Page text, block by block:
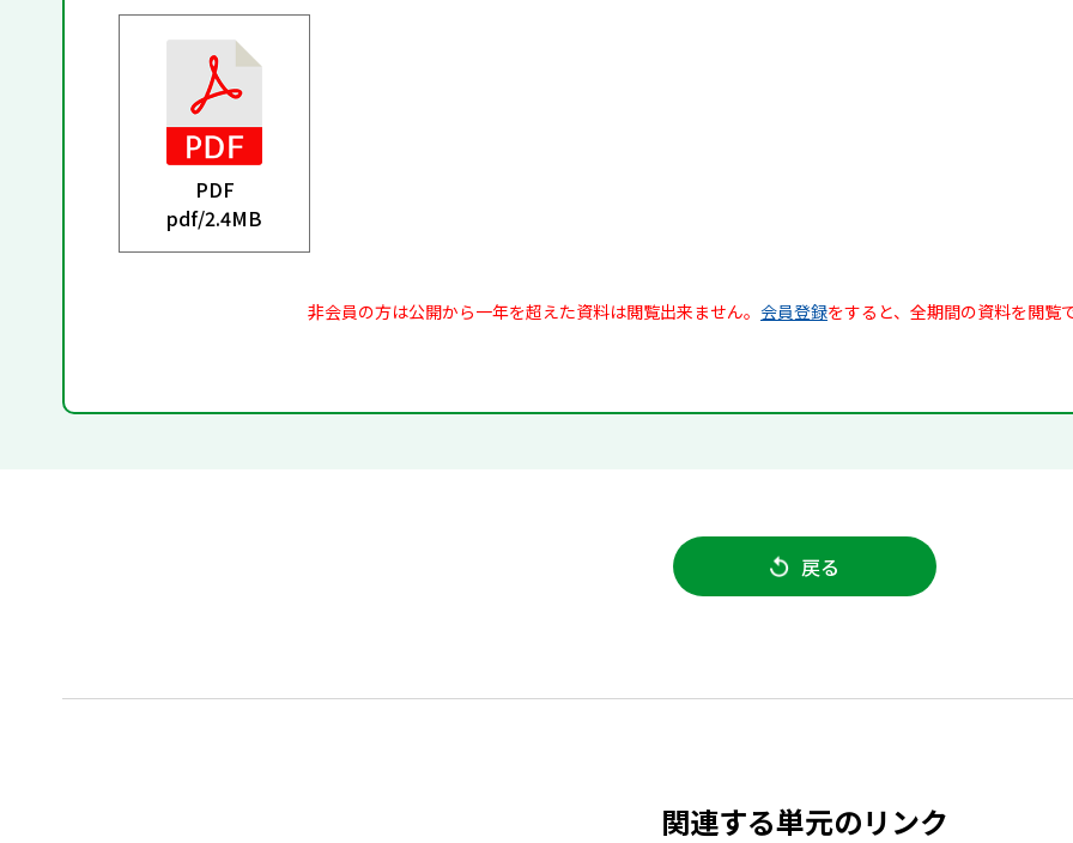
PDF
pdf/2.4MB
非会員の方は公開から一年を超えた資料は閲覧出来ません。 会員登録をすると、全期間の資料を閲覧
戻る
関連する単元のリンク